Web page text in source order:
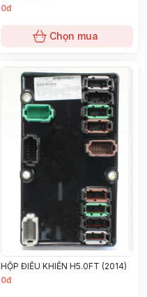
0đ
Chọn mua
HỘP ĐIỀU KHIỂN H5.0FT (2014)
0đ